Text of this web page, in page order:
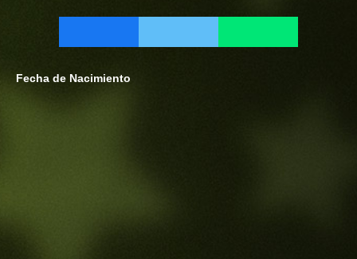
Fecha de Nacimiento